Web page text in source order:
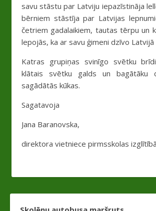
savu stāstu par Latviju iepazīstināja
bērniem stāstīja par Latvijas
četriem gadalaikiem, tautas tērpu un
lepojās, ka ar savu ģimeni dzīvo
Katras grupiņas svinīgo svētku
klātais svētku galds un bagātāku
sagādātās kūkas.
Sagatavoja
Jana Baranovska,
direktora vietniece pirmsskolas izglītībā